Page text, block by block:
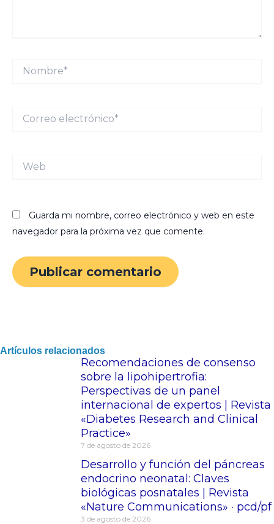
Nombre*
electrónico*
Guarda mi nombre, correo electrónico y web en este
navegador para la próxima vez que comente.
Artículos relacionados
Recomendaciones de consenso
sobre la lipohipertrofia:
Perspectivas de un panel
internacional de expertos | Revista
«Diabetes Research and Clinical
Practice»
7 de agosto de 2026
Desarrollo y función del páncreas
endocrino neonatal: Claves
biológicas posnatales | Revista
«Nature Communications» · pcd/pf
3 de agosto de 2026